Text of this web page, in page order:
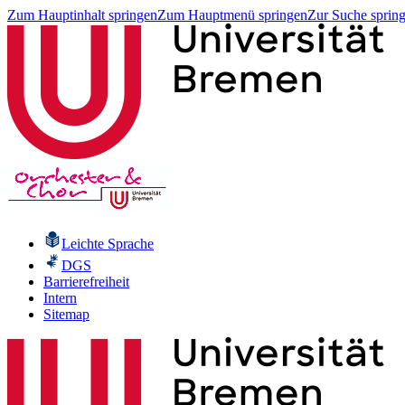
Zum Hauptinhalt springenZum Hauptmenü springenZur Suche
Leichte Sprache
DGS
Barrierefreiheit
Intern
Sitemap